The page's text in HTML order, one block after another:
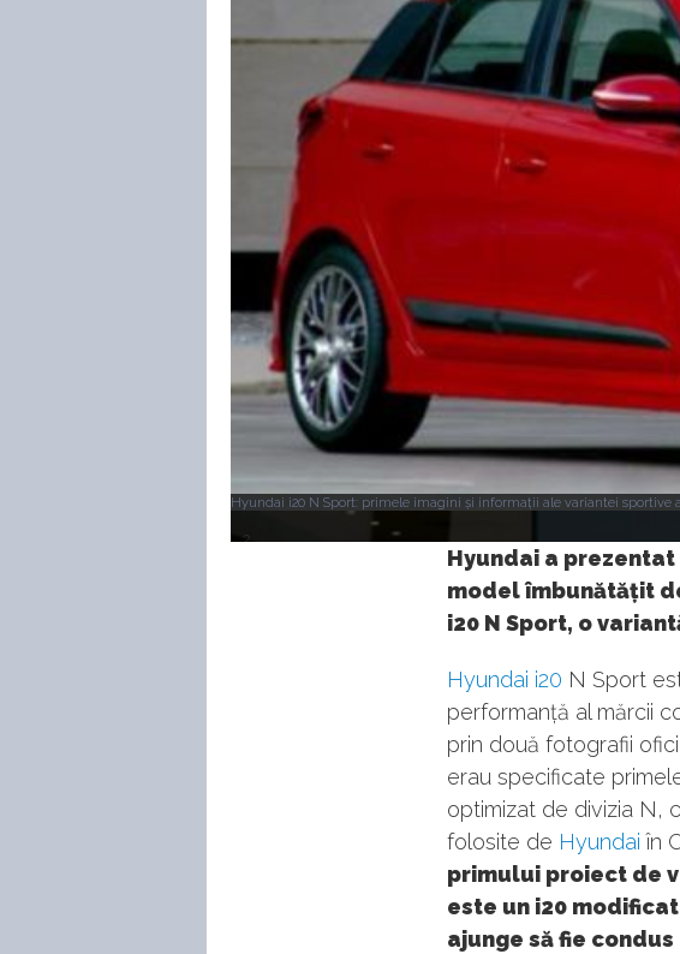
Hyundai i20 N Sport: primele imagini și informații ale variantei sportive
2
Hyundai a
model îmbunătățit
i20 N Sport, o
Hyundai i20 N Sport
performanță al mărcii
prin două fotografii
erau specificate
optimizat de divizia N,
folosite de Hyundai în
primului proiect de
este un i20
ajunge să fie